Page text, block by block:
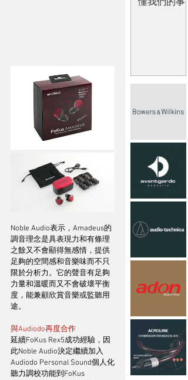
Noble Audio表示，Amadeus的
調音理念是具表現力和有條理
之餘又不會顯得無感情，提供
足夠的空間感和音樂味而不只
限於分析力。它的聲音有足夠
力量和溫暖而又不會破壞平衡
度，能兼顧欣賞音樂或監聽用
途。
與Audiodo再度合作
延續FoKus Rex5成功經驗，因
此Noble Audio決定繼續加入
Audiodo Personal Sound個人化
聽力調校功能到FoKus
懂我們的事